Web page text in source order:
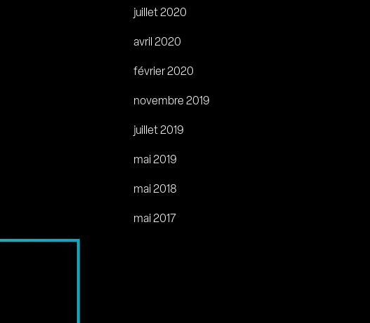
juillet 2020
avril 2020
février 2020
novembre 2019
juillet 2019
mai 2019
mai 2018
mai 2017